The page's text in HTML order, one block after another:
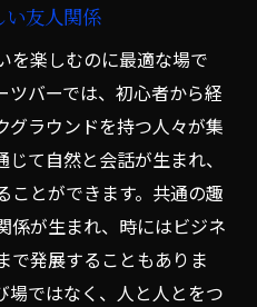
ーで心身をリフレッシ
消するダーツの魅力
おすすめスポット
の新しい出会い
ーツバーの楽しさ
いる大田区の魅力的な
い友人関係
を楽しむのに最適な場で
ツバーでは、初心者から経
グラウンドを持つ人々が集
て自然と会話が生まれ、
ことができます。共通の趣
係が生まれ、時にはビジネ
で発展することもありま
場ではなく、人と人とをつ